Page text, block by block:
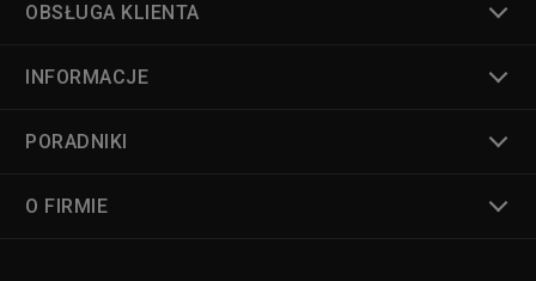
OBSŁUGA KLIENTA
INFORMACJE
PORADNIKI
O FIRMIE